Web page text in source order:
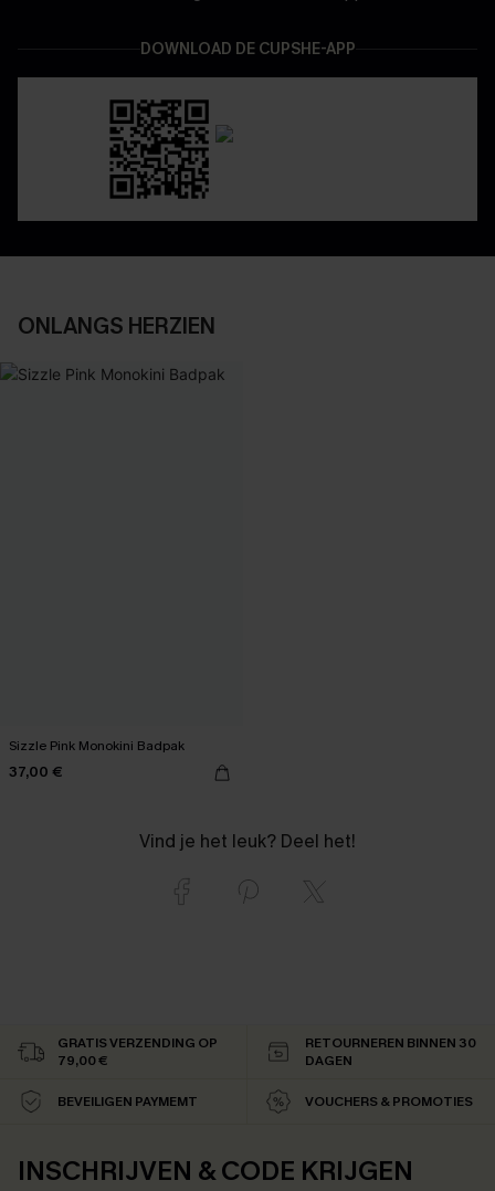
DOWNLOAD DE CUPSHE-APP
ONLANGS HERZIEN
Sizzle Pink Monokini Badpak
37,00 €
Vind je het leuk? Deel het!
GRATIS VERZENDING OP
79,00 €
RETOURNEREN BINNEN 30
DAGEN
BEVEILIGEN PAYMEMT VOUCHERS & PROMOTIES
INSCHRIJVEN & CODE KRIJGEN